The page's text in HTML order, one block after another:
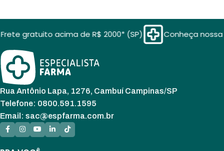
gratuito acima de R$ 2000* (SP) Conheça nossa
Rua Antônio Lapa, 1276, Cambuí Campinas/SP
Telefone: 0800.591.1595
Email: sac@espfarma.com.br